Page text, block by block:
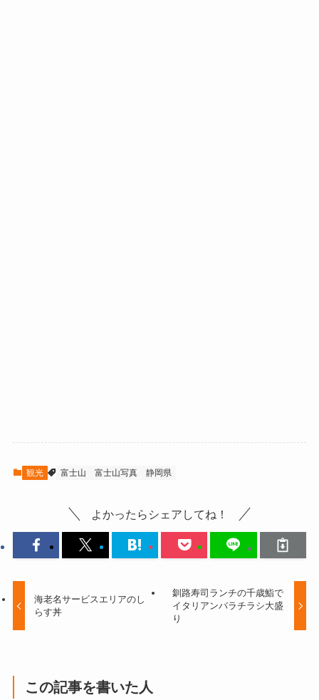
観光 富士山 富士山写真 静岡県
よかったらシェアしてね！
海老名サービスエリアのし
らす丼
釧路寿司ランチの千歳鮨で
イタリアンバラチラシ大盛
り
この記事を書いた人